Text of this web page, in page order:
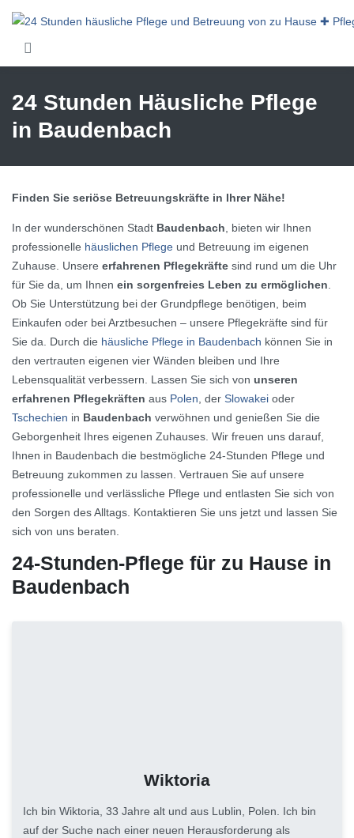
24 Stunden Häusliche Pflege
in Baudenbach
Finden Sie seriöse Betreuungskräfte in Ihrer Nähe!
In der wunderschönen Stadt Baudenbach, bieten wir Ihnen
professionelle häuslichen Pflege und Betreuung im eigenen
Zuhause. Unsere erfahrenen Pflegekräfte sind rund um die Uhr
für Sie da, um Ihnen ein sorgenfreies Leben zu ermöglichen.
Ob Sie Unterstützung bei der Grundpflege benötigen, beim
Einkaufen oder bei Arztbesuchen – unsere Pflegekräfte sind für
Sie da. Durch die häusliche Pflege in Baudenbach können Sie in
den vertrauten eigenen vier Wänden bleiben und Ihre
Lebensqualität verbessern. Lassen Sie sich von unseren
erfahrenen Pflegekräften aus Polen, der Slowakei oder
Tschechien in Baudenbach verwöhnen und genießen Sie die
Geborgenheit Ihres eigenen Zuhauses. Wir freuen uns darauf,
Ihnen in Baudenbach die bestmögliche 24-Stunden Pflege und
Betreuung zukommen zu lassen. Vertrauen Sie auf unsere
professionelle und verlässliche Pflege und entlasten Sie sich von
den Sorgen des Alltags. Kontaktieren Sie uns jetzt und lassen Sie
sich von uns beraten.
24-Stunden-Pflege für zu Hause in
Baudenbach
Wiktoria
Ich bin Wiktoria, 33 Jahre alt und aus Lublin, Polen. Ich bin
auf der Suche nach einer neuen Herausforderung als